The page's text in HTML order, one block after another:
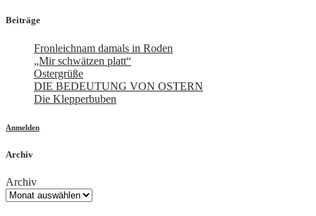
Beiträge
Fronleichnam damals in Roden
„Mir schwätzen platt“
Ostergrüße
DIE BEDEUTUNG VON OSTERN
Die Klepperbuben
Anmelden
Archiv
Archiv